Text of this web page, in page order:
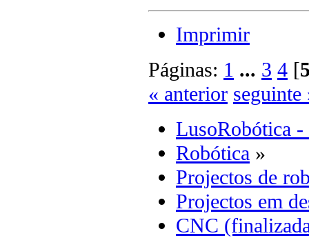
Imprimir
Páginas: 1 ... 3 4 [
« anterior seguinte
LusoRobótica -
Robótica »
Projectos de
Projectos em
CNC